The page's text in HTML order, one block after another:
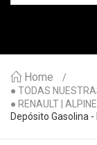
Home
● TODAS
● RENAULT | ALPINE
Depósito Gasolina